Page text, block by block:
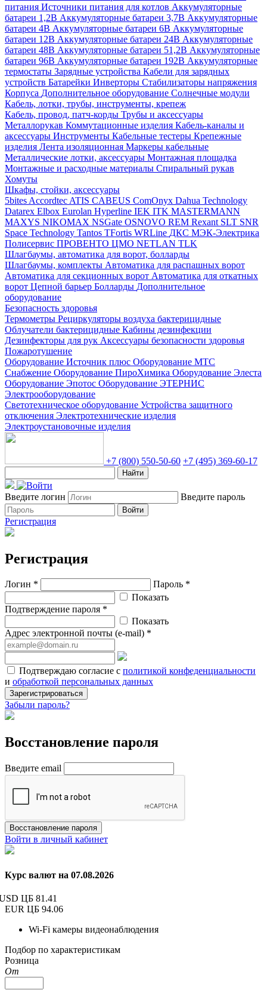
питания Источники питания для котлов Аккумуляторные
батареи 1,2В Аккумуляторные батареи 3,7В Аккумуляторные
батареи 4В Аккумуляторные батареи 6В Аккумуляторные
батареи 12В Аккумуляторные батареи 24В Аккумуляторные
батареи 48В Аккумуляторные батареи 51,2В Аккумуляторные
батареи 96В Аккумуляторные батареи 192В Аккумуляторные
термостаты Зарядные устройства Кабели для зарядных
устройств Батарейки Инверторы Стабилизаторы напряжения
Корпуса Дополнительное оборудование Солнечные модули
Кабель, лотки, трубы, инструменты, крепеж
Кабель, провод, патч-корды Трубы и аксессуары
Металлорукав Коммутационные изделия Кабель-каналы и
аксессуары Инструменты Кабельные тестеры Крепежные
изделия Лента изоляционная Маркеры кабельные
Металлические лотки, аксессуары Монтажная площадка
Монтажные и расходные материалы Спиральный рукав
Хомуты
Шкафы, стойки, аксессуары
5bites Accordtec ATIS CABEUS ComOnyx Dahua Technology
Datarex Elbox Eurolan Hyperline IEK ITK MASTERMANN
MAXYS NIKOMAX NSGate OSNOVO REM Rexant SLT SNR
Space Technology Tantos TFortis WRLine ДКС МЭК-Электрика
Полисервис ПРОВЕНТО ЦМО NETLAN TLK
Шлагбаумы, автоматика для ворот, болларды
Шлагбаумы, комплекты Автоматика для распашных ворот
Автоматика для секционных ворот Автоматика для откатных
ворот Цепной барьер Болларды Дополнительное
оборудование
Безопасность здоровья
Термометры Рециркуляторы воздуха бактерицидные
Облучатели бактерицидные Кабины дезинфекции
Дезинфекторы для рук Аксессуары безопасности здоровья
Пожаротушение
Оборудование Источник плюс Оборудование МТС
Снабжение Оборудование ПироХимика Оборудование Элеста
Оборудование Эпотос Оборудование ЭТЕРНИС
Электрооборудование
Светотехническое оборудование Устройства защитного
отключения Электротехнические изделия
Электроустановочные изделия
+7 (800) 550-50-60 +7 (495) 369-60-17
Найти
Введите логин Введите пароль
Войти
Регистрация
Регистрация
Логин *
Пароль *
Показать
Подтверждение пароля *
Показать
Адрес электронной почты (e-mail) *
Подтверждаю согласие с политикой конфеденциальности
и обработкой персональных данных
Зарегистрироваться
Забыли пароль?
Восстановление пароля
Введите email
Восстановление пароля
Войти в личный кабинет
Курс валют на 07.08.2026
ЦБ 81.41
EUR ЦБ 94.06
Wi-Fi камеры видеонаблюдения
Подбор по характеристикам
Розница
От